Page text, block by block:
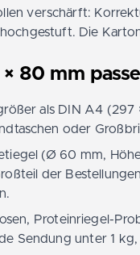
verschärft:
Die
80 mm
als DIN A4
oder
(Ø 60 mm,
der
Proteinriegel-
Sendung unter 1